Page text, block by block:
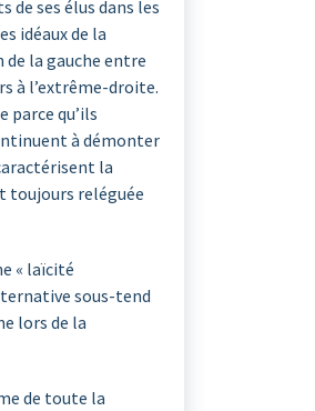
ses élus dans les
idéaux de la
de la gauche entre
à l’extrême-droite.
parce qu’ils
à démonter
la
toujours reléguée
« laïcité
sous-tend
lors de la
de toute la